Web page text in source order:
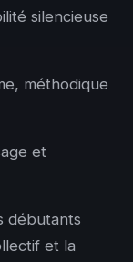
silencieuse
méthodique
et
débutants
et la